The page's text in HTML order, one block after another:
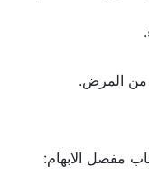
من المرض.
مفصل الابهام: